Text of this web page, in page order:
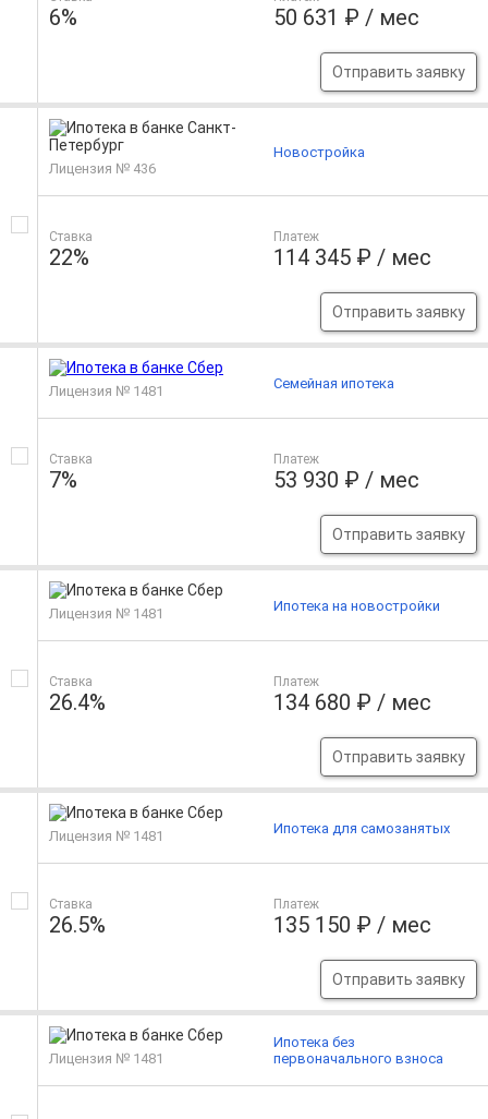
6% 50 631 ₽ / мес
Отправить заявку
Лицензия № 436
Ставка
22%
Платеж
114 345 ₽ / мес
Отправить заявку
Новостройка
Лицензия № 1481
Ставка
7%
Платеж
53 930 ₽ / мес
Отправить заявку
Семейная ипотека
Лицензия № 1481
Ставка
26.4%
Платеж
134 680 ₽ / мес
Отправить заявку
Ипотека на новостройки
Лицензия № 1481
Ставка
26.5%
Платеж
135 150 ₽ / мес
Отправить заявку
Ипотека для самозанятых
Лицензия № 1481
Ипотека без
первоначального взноса